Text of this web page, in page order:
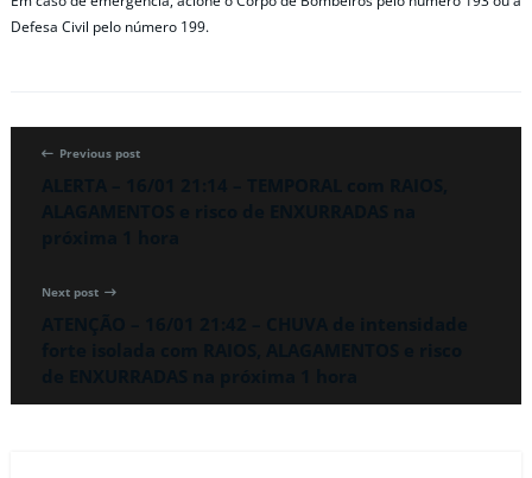
Defesa Civil pelo número 199.
Previous post
Next post